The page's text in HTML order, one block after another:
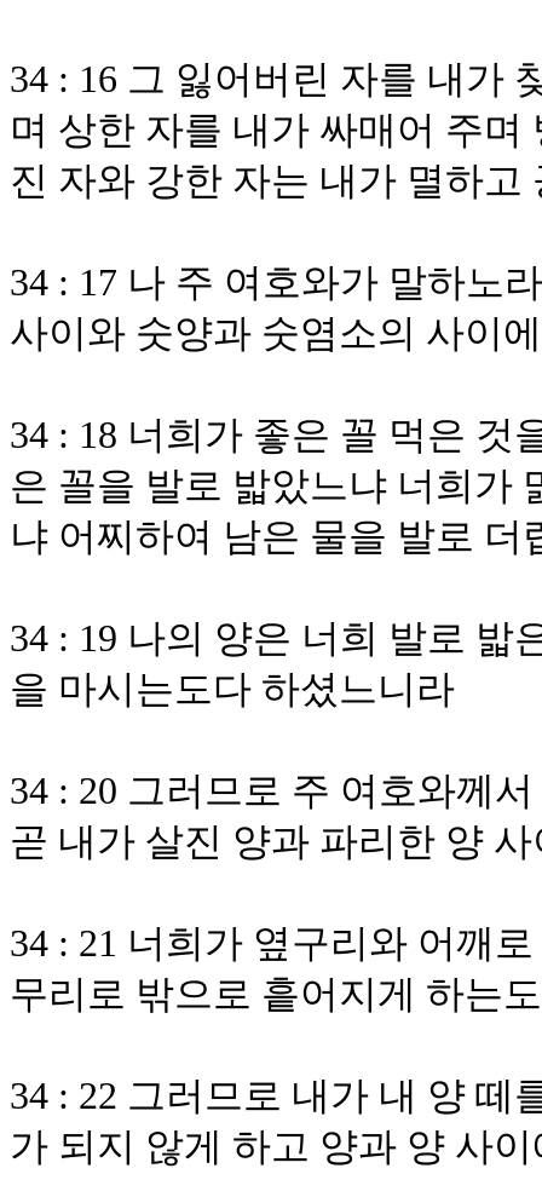
34 : 16 그 잃어버린 자를 내가
며 상한 자를 내가 싸매어 주
진 자와 강한 자는 내가 멸하
34 : 17 나 주 여호와가 말하노
사이와 숫양과 숫염소의 사이
34 : 18 너희가 좋은 꼴 먹은 것
은 꼴을 발로 밟았느냐 너희가
냐 어찌하여 남은 물을 발로 더
34 : 19 나의 양은 너희 발로 밟
을 마시는도다 하셨느니라
34 : 20 그러므로 주 여호와께
곧 내가 살진 양과 파리한 양
34 : 21 너희가 옆구리와 어깨
무리로 밖으로 흩어지게 하는
34 : 22 그러므로 내가 내 양 떼
가 되지 않게 하고 양과 양 사